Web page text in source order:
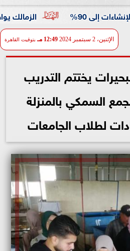
الزمالك يواصل
الإثنين، 2 سبتمبر 2024 12:49 مـ بتوقيت القاهرة
يختتم التدريب
السمكي بالمنزلة
لطلاب الجامعات